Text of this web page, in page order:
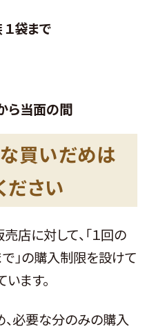
袋まで
ら当面の間
買いだめは
ださい
店に対して、「１回の
」の購入制限を設けて
ます。
必要な分のみの購入